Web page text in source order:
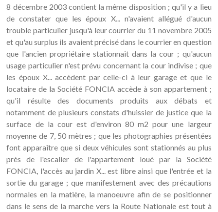
8 décembre 2003 contient la même disposition ; qu'il y a lieu
de constater que les époux X... n'avaient allégué d'aucun
trouble particulier jusqu'à leur courrier du 11 novembre 2005
et qu'au surplus ils avaient précisé dans le courrier en question
que l'ancien propriétaire stationnait dans la cour ; qu'aucun
usage particulier n'est prévu concernant la cour indivise ; que
les époux X... accèdent par celle-ci à leur garage et que le
locataire de la Société FONCIA accède à son appartement ;
qu'il résulte des documents produits aux débats et
notamment de plusieurs constats d'huissier de justice que la
surface de la cour est d'environ 80 m2 pour une largeur
moyenne de 7, 50 mètres ; que les photographies présentées
font apparaître que si deux véhicules sont stationnés au plus
près de l'escalier de l'appartement loué par la Société
FONCIA, l'accès au jardin X... est libre ainsi que l'entrée et la
sortie du garage ; que manifestement avec des précautions
normales en la matière, la manoeuvre afin de se positionner
dans le sens de la marche vers la Route Nationale est tout à